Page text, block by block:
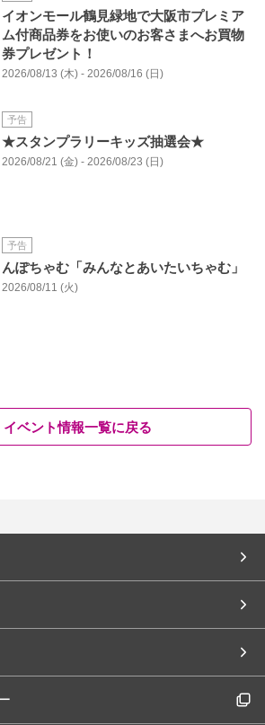
イオンモール鶴見緑地で大阪市プレミア
ム付商品券をお使いのお客さまへお買物
券プレゼント！
2026/08/13 (木) - 2026/08/16 (日)
予告
★スタンプラリーキッズ抽選会★
2026/08/21 (金) - 2026/08/23 (日)
予告
んぽちゃむ「みんなとあいたいちゃむ」
2026/08/11 (火)
イベント情報一覧に戻る